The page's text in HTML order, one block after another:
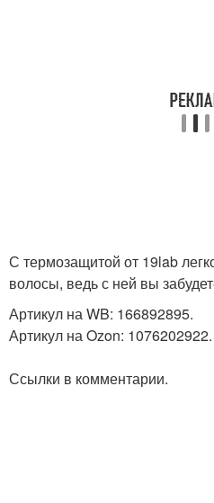
С термозащитой от 19lab
волосы, ведь с ней вы
Артикул на WB: 166892895.
Артикул на Ozon: 1076202922.
Ссылки в комментарии.